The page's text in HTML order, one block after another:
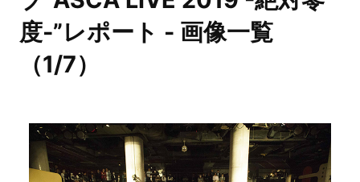
度-”レポート - 画像一覧
（1/7）